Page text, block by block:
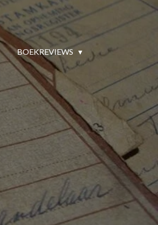
BOEKREVIEWS